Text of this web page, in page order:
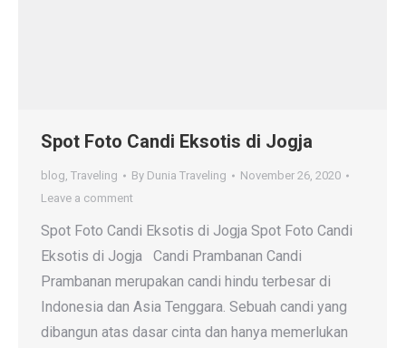
Spot Foto Candi Eksotis di Jogja
blog, Traveling By Dunia Traveling
November 26, 2020
Leave a comment
Spot Foto Candi Eksotis di Jogja Spot Foto Candi
Eksotis di Jogja Candi Prambanan Candi
Prambanan merupakan candi hindu terbesar di
Indonesia dan Asia Tenggara. Sebuah candi yang
dibangun atas dasar cinta dan hanya memerlukan